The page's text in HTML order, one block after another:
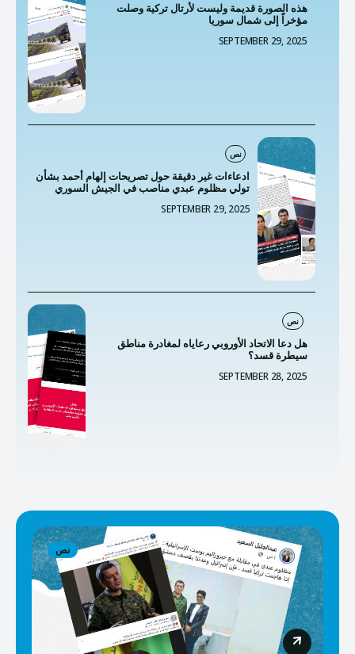
هذه الصورة قديمة وليست لأرتال تركية وصلت
مؤخراً إلى شمال سوريا
SEPTEMBER 29, 2025
نص
ادعاءات غير دقيقة حول تصريحات إلهام أحمد بشأن
تولي مظلوم عبدي مناصب في الجيش السوري
SEPTEMBER 29, 2025
نص
هل دعا الاتحاد الأوروبي رعاياه لمغادرة مناطق
سيطرة قسد؟
SEPTEMBER 28, 2025
نص